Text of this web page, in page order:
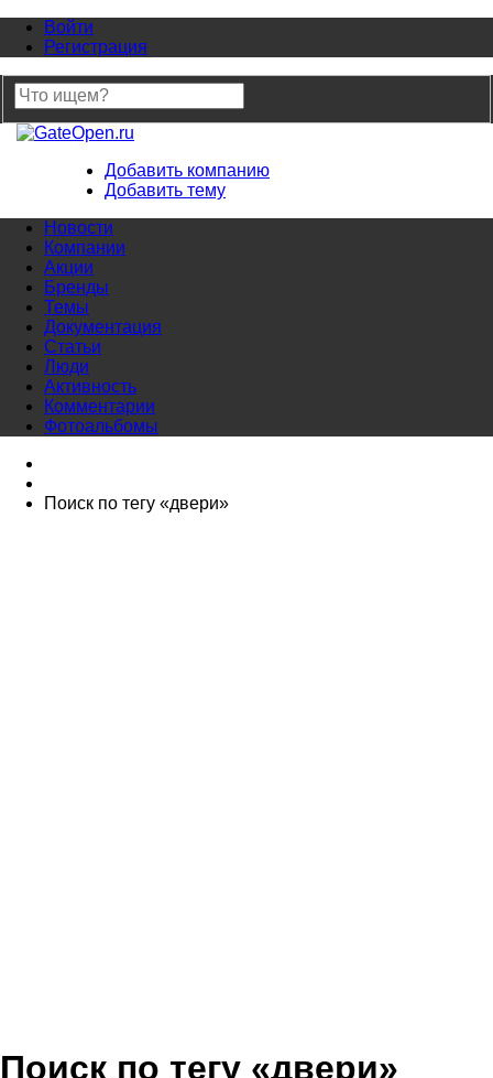
Войти
Регистрация
Добавить компанию
Добавить тему
Новости
Компании
Акции
Бренды
Темы
Документация
Статьи
Люди
Активность
Комментарии
Фотоальбомы
Поиск по тегу «двери»
Поиск по тегу «двери»